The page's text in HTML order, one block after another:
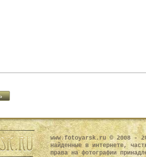
www.fotoyarsk.ru © 2008 -
найденные в интернете,
права на фотографии